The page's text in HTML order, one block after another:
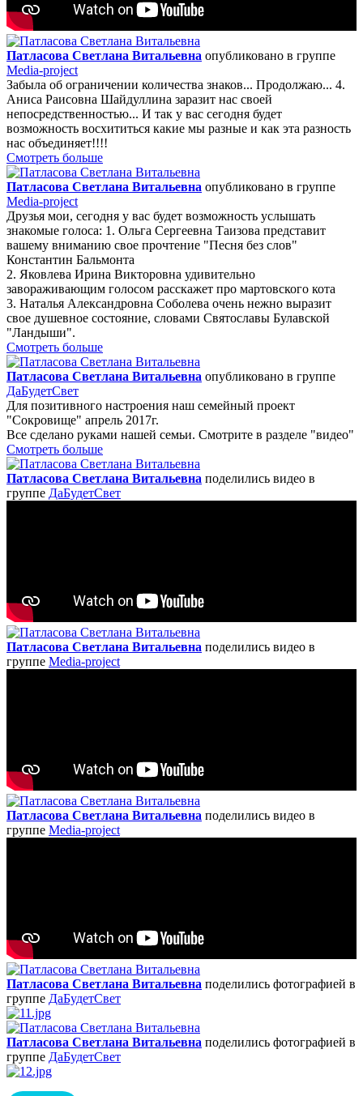
Патласова Светлана Витальевна опубликовано в группе
Media-project
Забыла об ограничении количества знаков... Продолжаю... 4.
Аниса Раисовна Шайдуллина заразит нас своей
непосредственностью... И так у вас сегодня будет
возможность восхититься какие мы разные и как эта разность
нас объединяет!!!!
Смотреть больше
Патласова Светлана Витальевна опубликовано в группе
Media-project
Друзья мои, сегодня у вас будет возможность услышать
знакомые голоса: 1. Ольга Сергеевна Таизова представит
вашему вниманию свое прочтение "Песня без слов"
Константин Бальмонта
2. Яковлева Ирина Викторовна удивительно
завораживающим голосом расскажет про мартовского кота
3. Наталья Александровна Соболева очень нежно выразит
свое душевное состояние, словами Святославы Булавской
"Ландыши".
Смотреть больше
Патласова Светлана Витальевна опубликовано в группе
ДаБудетСвет
Для позитивного настроения наш семейный проект
"Сокровище" апрель 2017г.
Все сделано руками нашей семьи. Смотрите в разделе "видео"
Смотреть больше
Патласова Светлана Витальевна поделились видео в
группе ДаБудетСвет
Патласова Светлана Витальевна поделились видео в
группе Media-project
Патласова Светлана Витальевна поделились видео в
группе Media-project
Патласова Светлана Витальевна поделились фотографией в
группе ДаБудетСвет
Патласова Светлана Витальевна поделились фотографией в
группе ДаБудетСвет